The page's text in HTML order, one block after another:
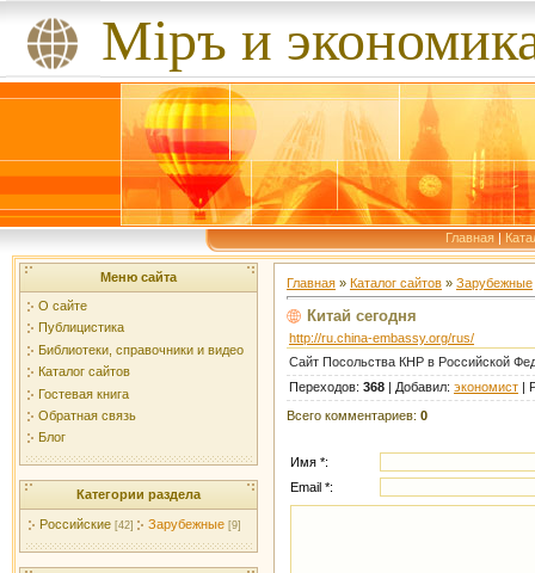
Мiръ и
Главная |
Меню сайта
О сайте
Публицистика
Библиотеки, справочники и видео
Каталог сайтов
Гостевая книга
Обратная связь
Блог
Категории раздела
Российские [42] Зарубежные [9]
Главная » Каталог сайтов » Зарубежные
Китай сегодня
http://ru.china-embassy.org/rus/
Сайт Посольства КНР в Российской
Переходов: 368 | Добавил: экономист |
Всего комментариев: 0
Имя *:
Email *: